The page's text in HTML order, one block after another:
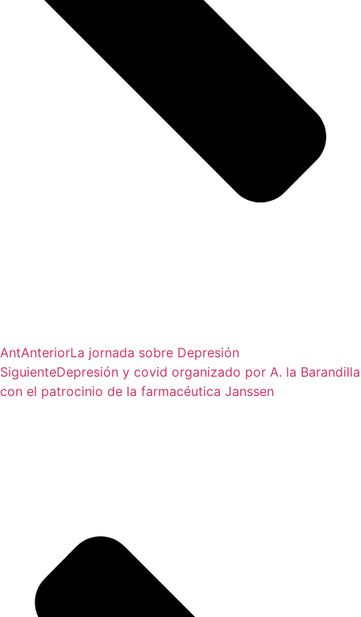
AntAnteriorLa jornada sobre Depresión
SiguienteDepresión y covid organizado por A. la Barandilla
con el patrocinio de la farmacéutica Janssen